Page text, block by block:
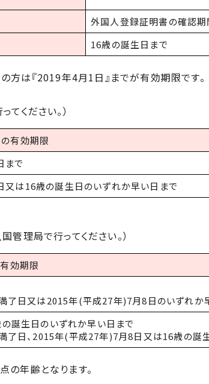
外国人登録証明書の確認
16歳の誕生日まで
方は『2019年4月1日』までが有効期限です。
ください。）
有効期限
まで
は16歳の誕生日のいずれか早い日まで
理局で行ってください。）
効期限
了日又は2015年(平成27年)7月8日のいずれか
誕生日のいずれか早い日まで
了日、2015年(平成27年)7月8日又は16歳の誕
年齢となります。